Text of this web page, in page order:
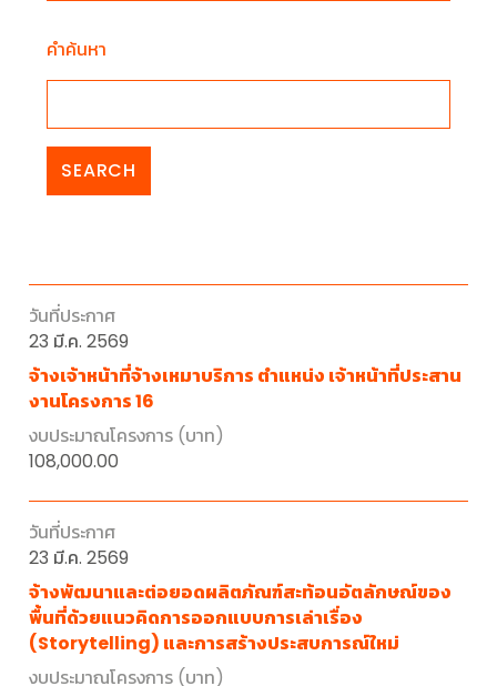
คำค้นหา
SEARCH
23 มี.ค. 2569
จ้างเจ้าหน้าที่จ้างเหมาบริการ ตำแหน่ง เจ้าหน้าที่ประสาน
งานโครงการ 16
108,000.00
23 มี.ค. 2569
จ้างพัฒนาและต่อยอดผลิตภัณฑ์สะท้อนอัตลักษณ์ของ
พื้นที่ด้วยแนวคิดการออกแบบการเล่าเรื่อง
(Storytelling) และการสร้างประสบการณ์ใหม่